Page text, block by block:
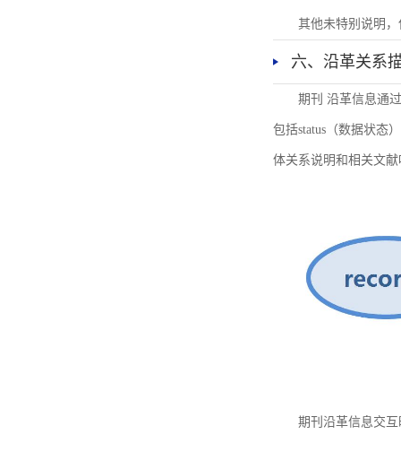
其他未特别说明
六、沿革关系
期刊 沿革信息通
包括status（数据状态
体关系说明和相关文
期刊沿革信息交